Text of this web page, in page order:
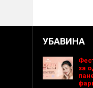
УБАВИНА
за